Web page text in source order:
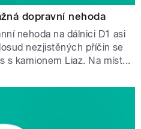
dopravní nehoda
nehoda na dálnici D1 asi
nezjistěných příčin se
s kamionem Liaz. Na míst...